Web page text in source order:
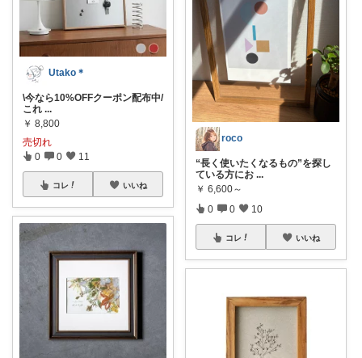
Utako＊
\今なら10%OFFクーポン配布中/
これ ...
￥ 8,800
売切れ
0 0 11
コレ いいね
roco
“長く使いたくなるもの”を探し
ている方にお ...
￥ 6,600～
0 0 10
コレ いいね